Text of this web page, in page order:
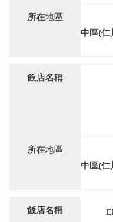
中區(仁
中區(仁